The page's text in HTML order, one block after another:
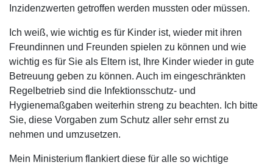
Inzidenzwerten getroffen werden mussten oder müssen.
Ich weiß, wie wichtig es für Kinder ist, wieder mit ihren
Freundinnen und Freunden spielen zu können und wie
wichtig es für Sie als Eltern ist, Ihre Kinder wieder in gute
Betreuung geben zu können. Auch im eingeschränkten
Regelbetrieb sind die Infektionsschutz- und
Hygienemaßgaben weiterhin streng zu beachten. Ich bitte
Sie, diese Vorgaben zum Schutz aller sehr ernst zu
nehmen und umzusetzen.
Mein Ministerium flankiert diese für alle so wichtige